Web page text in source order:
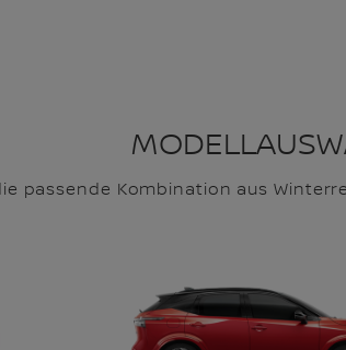
passende Kombination aus